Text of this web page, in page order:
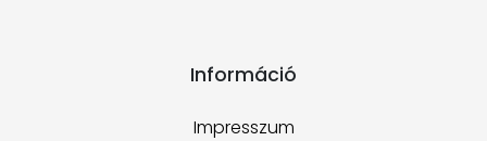
Információ
Impresszum